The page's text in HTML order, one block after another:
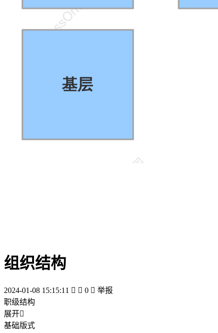
组织结构
2024-01-08 15:15:11   0  举报
职级结构
展开
基础版式